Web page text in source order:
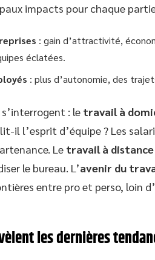
impacts pour chaque
: gain d’attractivité,
éclatées.
: plus d’autonomie, des
: le travail à
il l’esprit d’équipe ? Les
Le travail à distance
le bureau. L’avenir du
entre pro et perso, loin
les dernières